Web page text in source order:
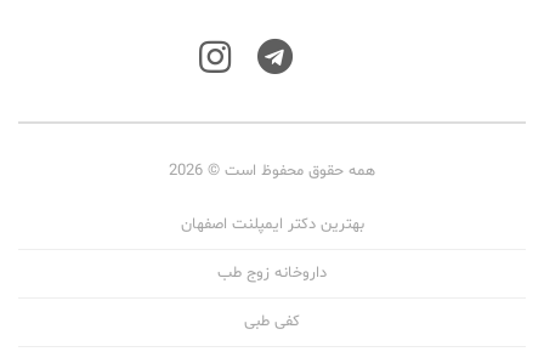
همه حقوق محفوظ است © 2026
بهترین دکتر ایمپلنت اصفهان
داروخانه زوج طب
کفی طبی